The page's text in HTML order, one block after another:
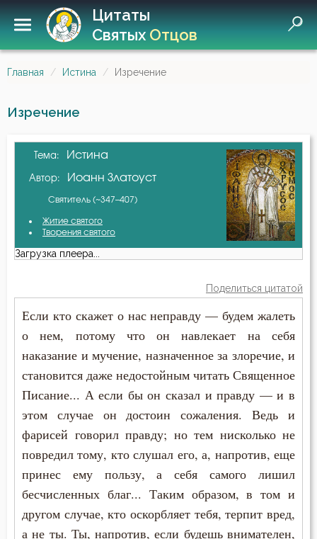
Цитаты
СвятыхОтцов
Главная Истина Изречение
Изречение
Тема: Истина
Автор: Иоанн Златоуст
Святитель (~347–407)
Житие святого
Творения святого
Загрузка плеера...
Поделиться цитатой
Если кто скажет о нас неправду — будем жалеть
о нем, потому что он навлекает на себя
наказание и мучение, назначенное за злоречие, и
становится даже недостойным читать Священное
Писание... А если бы он сказал и правду — и в
этом случае он достоин сожаления. Ведь и
фарисей говорил правду; но тем нисколько не
повредил тому, кто слушал его, а, напротив, еще
принес ему пользу, а себя самого лишил
бесчисленных благ... Таким образом, в том и
другом случае, кто оскорбляет тебя, терпит вред,
а не ты. Ты, напротив, если будешь внимателен,